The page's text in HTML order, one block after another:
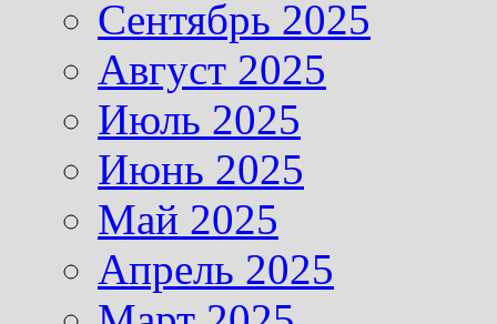
Сентябрь 2025
Август 2025
Июль 2025
Июнь 2025
Май 2025
Апрель 2025